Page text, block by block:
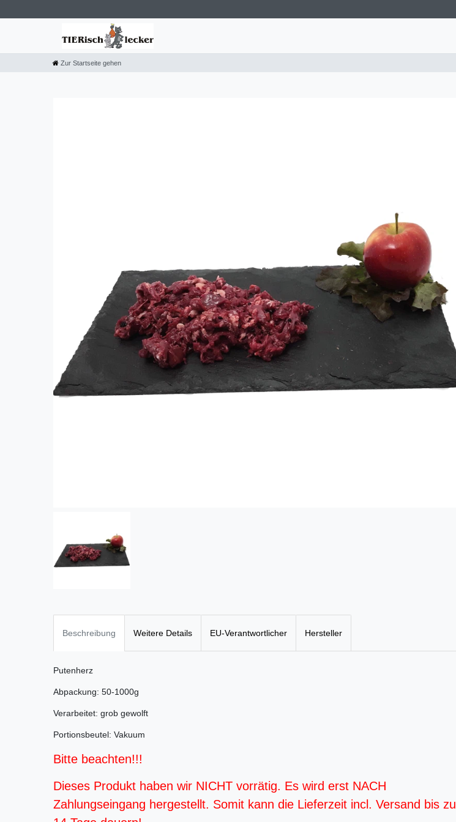
Zur Startseite gehen
Beschreibung Weitere Details EU-Verantwortlicher Hersteller
Putenherz
Abpackung: 50-1000g
Verarbeitet: grob gewolft
Portionsbeutel: Vakuum
Bitte beachten!!!
Dieses Produkt haben wir NICHT vorrätig. Es wird erst NACH
Zahlungseingang hergestellt. Somit kann die Lieferzeit incl. Versand bis zu